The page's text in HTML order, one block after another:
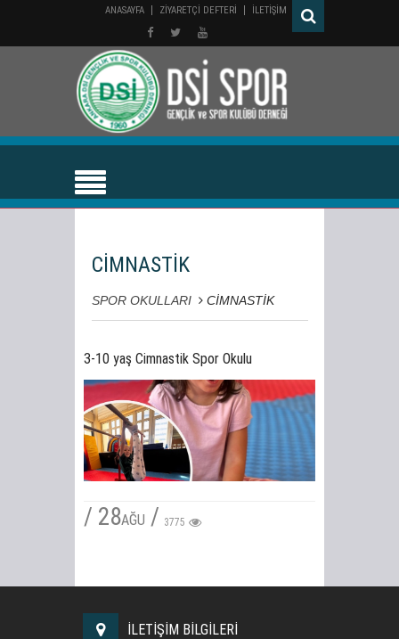
ANASAYFA ZİYARETÇİ DEFTERİ İLETİŞİM
CİMNASTİK
SPOR OKULLARI CİMNASTİK
3-10 yaş Cimnastik Spor Okulu
/ 28AĞU / 3775
İLETİŞİM BİLGİLERİ